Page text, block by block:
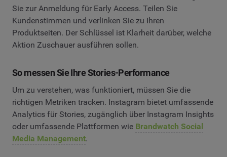
Sie zur Anmeldung für Early Access. Teilen Sie
Kundenstimmen und verlinken Sie zu Ihren
Produktseiten. Der Schlüssel ist Klarheit darüber, welche
Aktion Zuschauer ausführen sollen.
So messen Sie Ihre Stories-Performance
Um zu verstehen, was funktioniert, müssen Sie die
richtigen Metriken tracken. Instagram bietet umfassende
Analytics für Stories, zugänglich über Instagram Insights
oder umfassende Plattformen wie Brandwatch Social
Media Management.